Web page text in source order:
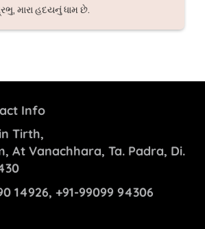
મારા હદયનું ધામ છે.
Info
Tirth,
At Vanachhara, Ta. Padra, Di.
14926, +91-99099 94306